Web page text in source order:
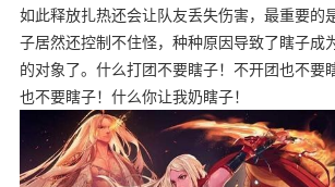
如此释放扎热还会让队友丢失伤害，最重要的
子居然还控制不住怪，种种原因导致了瞎子成
的对象了。什么打团不要瞎子！不开团也不要
也不要瞎子！什么你让我奶瞎子！